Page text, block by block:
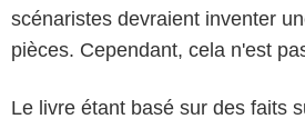
scénaristes devraient inventer
pièces. Cependant, cela n'est
Le livre étant basé sur des faits